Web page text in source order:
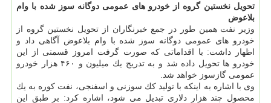
تحویل نخستین گروه از خودرو های عمومی دوگانه سوز شده با وام
بلاعوض
وزیر نفت همین طور در جمع خبرنگاران از تحویل نخستین گروه از
خودرو های عمومی دوگانه سوز شده با وام بلاعوض آگاهی داد و
اظهار داشت: با اقداماتی كه صورت گرفت امروز قسمتی از این
خودرو ها تحویل داده شد و به تدریج یك میلیون و ۴۶۰ هزار خودرو
عمومی گازسوز خواهد شد.
وی با اشاره به اینكه با تولید كك سوزنی و اسفنجی، نفت كوره به یك
محصول چند هزار دلاری تبدیل می شود، اشاره كرد: بر طبق این